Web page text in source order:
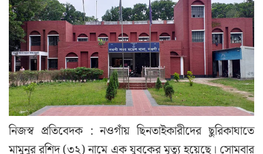
নিজস্ব প্রতিবেদক : নওগাঁয় ছিনতাইকারীদের ছুরিকাঘাতে
মামুনুর রশিদ (৩২) নামে এক যুবকের মৃত্যু হয়েছে। সোমবার